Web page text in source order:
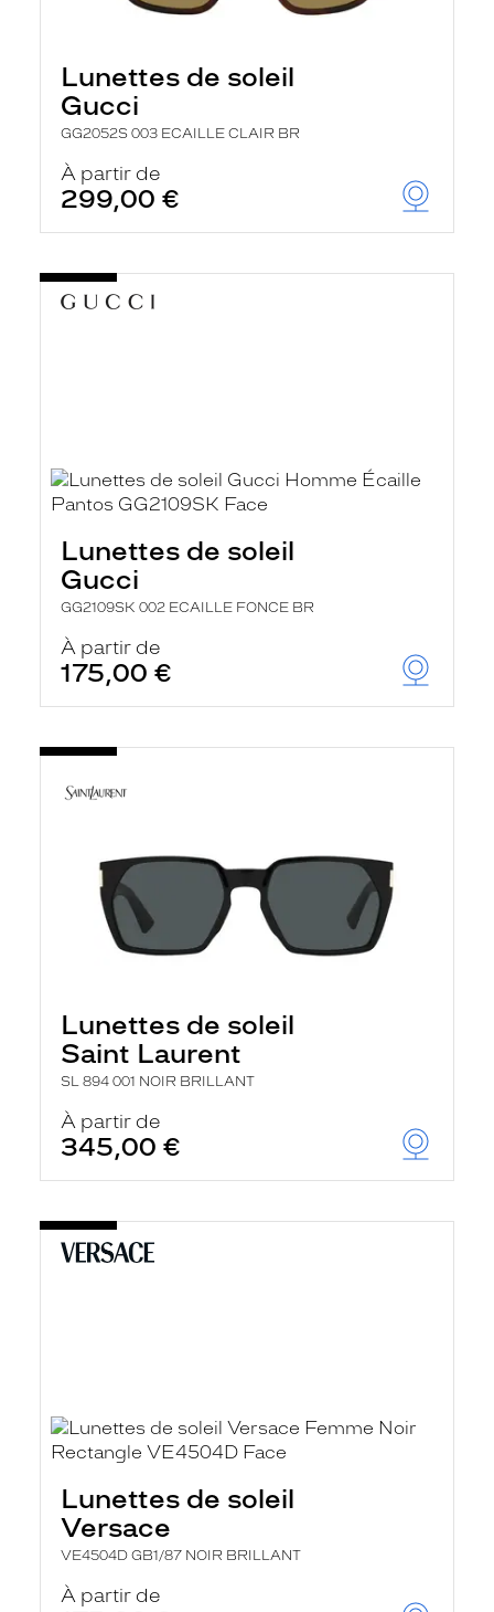
Lunettes de soleil
Gucci
GG2052S 003 ECAILLE CLAIR BR
À partir de
299,00 €
Lunettes de soleil
Gucci
GG2109SK 002 ECAILLE FONCE BR
À partir de
175,00 €
Lunettes de soleil
Saint Laurent
SL 894 001 NOIR BRILLANT
À partir de
345,00 €
Lunettes de soleil
Versace
VE4504D GB1/87 NOIR BRILLANT
À partir de